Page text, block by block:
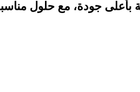
جودة، مع حلول